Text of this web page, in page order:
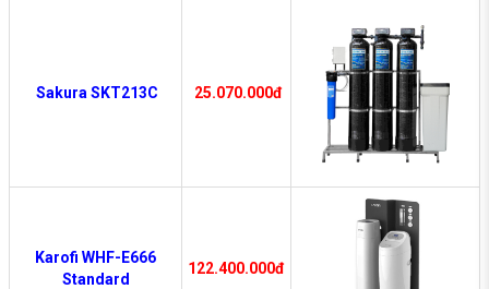
Sakura SKT213C 25.070.000đ
Karofi WHF-E666
Standard
122.400.000đ